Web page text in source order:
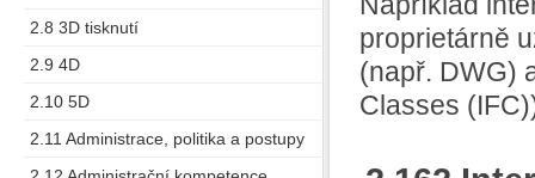
2.8 3D tisknutí
2.9 4D
2.10 5D
2.11 Administrace, politika a postupy
proprietárně
(např. DWG)
Classes